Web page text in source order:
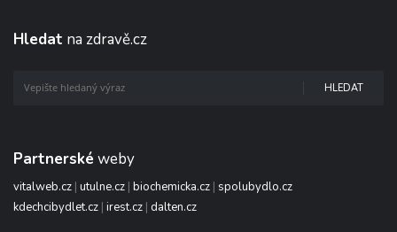
Hledat na zdravě.cz
HLEDAT
Partnerské weby
vitalweb.cz | utulne.cz | biochemicka.cz | spolubydlo.cz
kdechcibydlet.cz | irest.cz | dalten.cz